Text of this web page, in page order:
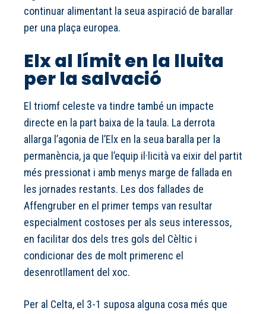
continuar alimentant la seua aspiració de barallar
per una plaça europea.
Elx al límit en la lluita
per la salvació
El triomf celeste va tindre també un impacte
directe en la part baixa de la taula. La derrota
allarga l’agonia de l’Elx en la seua baralla per la
permanència, ja que l’equip il·licità va eixir del partit
més pressionat i amb menys marge de fallada en
les jornades restants. Les dos fallades de
Affengruber en el primer temps van resultar
especialment costoses per als seus interessos,
en facilitar dos dels tres gols del Cèltic i
condicionar des de molt primerenc el
desenrotllament del xoc.
Per al Celta, el 3-1 suposa alguna cosa més que